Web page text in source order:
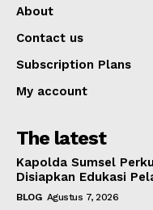
About
Contact us
Subscription Plans
My account
The latest
Kapolda Sumsel
Disiapkan Edukasi
BLOG Agustus 7, 2026